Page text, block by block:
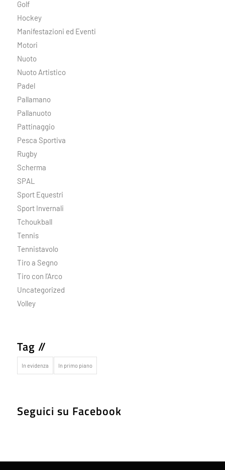
Golf
Hockey
Manifestazioni ed Eventi
Motori
Nuoto
Nuoto Artistico
Padel
Pallamano
Pallanuoto
Pattinaggio
Pesca Sportiva
Rugby
Scherma
SPAL
Sport Equestri
Sport Invernali
Tchoukball
Tennis
Tennistavolo
Tiro a Segno
Tiro con l’Arco
Uncategorized
Volley
Tag //
In evidenza In primo piano
Seguici su Facebook